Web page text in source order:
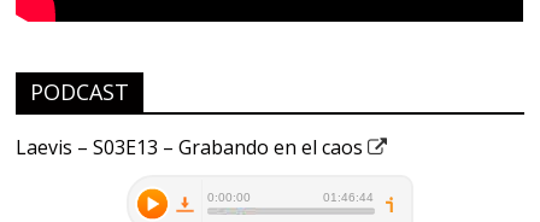
PODCAST
Laevis – S03E13 – Grabando en el caos